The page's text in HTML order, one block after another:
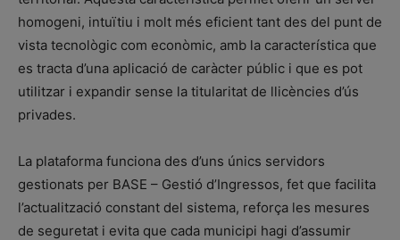
homogeni, intuïtiu i molt més eficient tant des del punt de
vista tecnològic com econòmic, amb la característica que
es tracta d’una aplicació de caràcter públic i que es pot
utilitzar i expandir sense la titularitat de llicències d’ús
privades.
La plataforma funciona des d’uns únics servidors
gestionats per BASE – Gestió d’Ingressos, fet que facilita
l’actualització constant del sistema, reforça les mesures
de seguretat i evita que cada municipi hagi d’assumir